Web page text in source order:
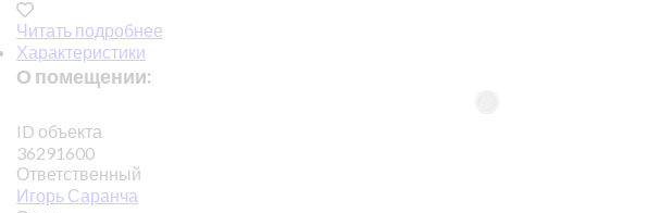
Читать подробнее
Характеристики
О помещении:
ID объекта
36291600
Ответственный
Игорь Саранча